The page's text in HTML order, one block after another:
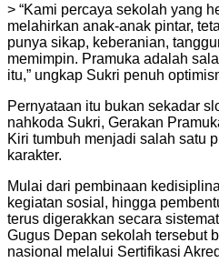
> “Kami percaya sekolah yang
melahirkan anak-anak pintar,
punya sikap, keberanian,
memimpin. Pramuka adalah
itu,” ungkap Sukri penuh
Pernyataan itu bukan sekadar
nahkoda Sukri, Gerakan
Kiri tumbuh menjadi salah satu
karakter.
Mulai dari pembinaan
kegiatan sosial, hingga
terus digerakkan secara
Gugus Depan sekolah tersebut
nasional melalui Sertifikasi